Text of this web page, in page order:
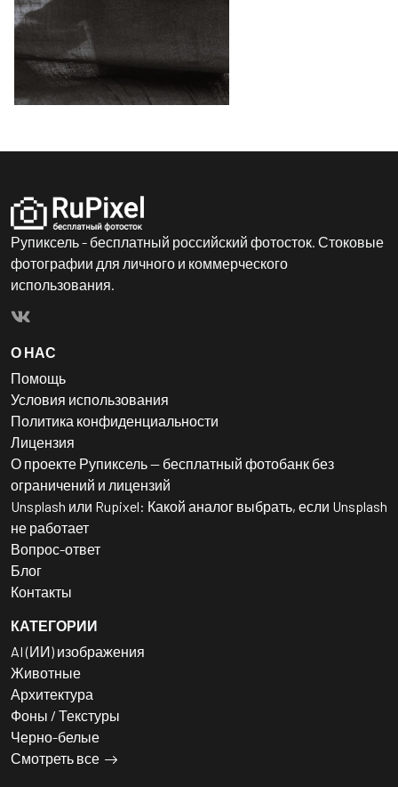
Рупиксель - бесплатный российский фотосток. Стоковые
фотографии для личного и коммерческого
использования.
О НАС
Помощь
Условия использования
Политика конфиденциальности
Лицензия
О проекте Рупиксель — бесплатный фотобанк без
ограничений и лицензий
Unsplash или Rupixel: Какой аналог выбрать, если Unsplash
не работает
Вопрос-ответ
Блог
Контакты
КАТЕГОРИИ
AI (ИИ) изображения
Животные
Архитектура
Фоны / Текстуры
Черно-белые
Смотреть все